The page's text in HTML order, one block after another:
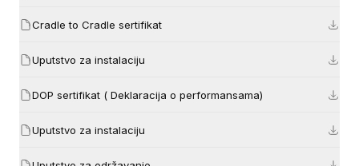
Cradle to Cradle sertifikat
Uputstvo za instalaciju
DOP sertifikat ( Deklaracija o performansama)
Uputstvo za instalaciju